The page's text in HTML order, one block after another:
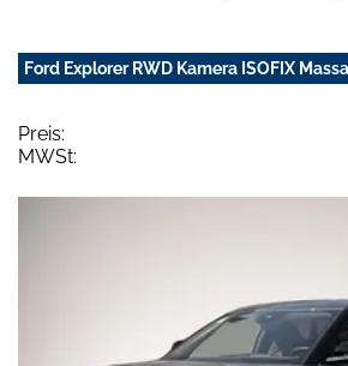
Ford Explorer RWD Kamera ISOFIX
Preis:
MWSt: